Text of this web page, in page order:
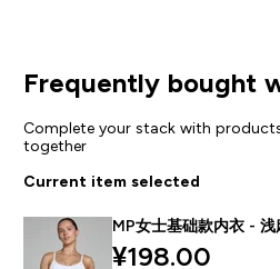
Frequently bought
Complete your stack with
together
Current item selected
MP女士基础款内衣 - 浅
¥198.00‎